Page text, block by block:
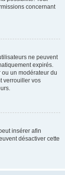
concernant
ne peuvent
expirés.
un modérateur du
verrouiller vos
insérer afin
désactiver cette